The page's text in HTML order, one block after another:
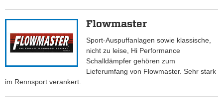
Flowmaster
Sport-Auspuffanlagen sowie klassische,
nicht zu leise, Hi Performance
Schalldämpfer gehören zum
Lieferumfang von Flowmaster. Sehr stark
im Rennsport verankert.